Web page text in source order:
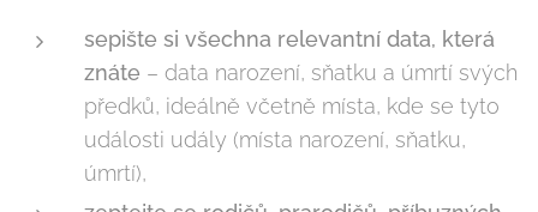
sepište si všechna relevantní data, která
znáte – data narození, sňatku a úmrtí svých
předků, ideálně včetně místa, kde se tyto
události udály (místa narození, sňatku,
úmrtí),